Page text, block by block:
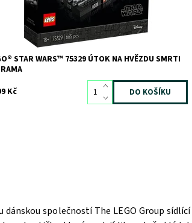
STAR WARS™ 75329 ÚTOK NA HVĚZDU SMRTI
Kč
společností The LEGO Group